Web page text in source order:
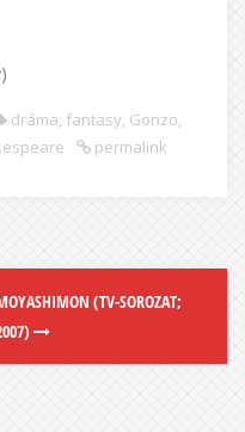
dráma, fantasy, Gonzo,
permalink
(TV-SOROZAT;